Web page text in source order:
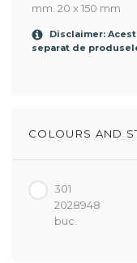
mm. 20 x 150 mm
Disclaimer:
separat de
COLOURS AND
301
2028948
buc.